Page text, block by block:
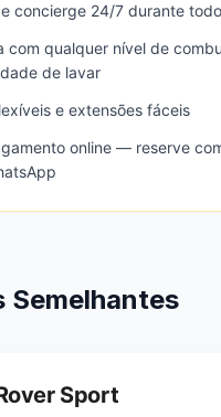
concierge 24/7 durante
com qualquer nível de
de lavar
e extensões fáceis
online — reserve
Semelhantes
Sport